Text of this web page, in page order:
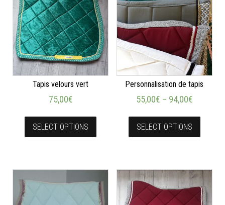
Tapis velours vert
75,00€
SELECT OPTIONS
Personnalisation de tapis
55,00€ – 94,00€
SELECT OPTIONS